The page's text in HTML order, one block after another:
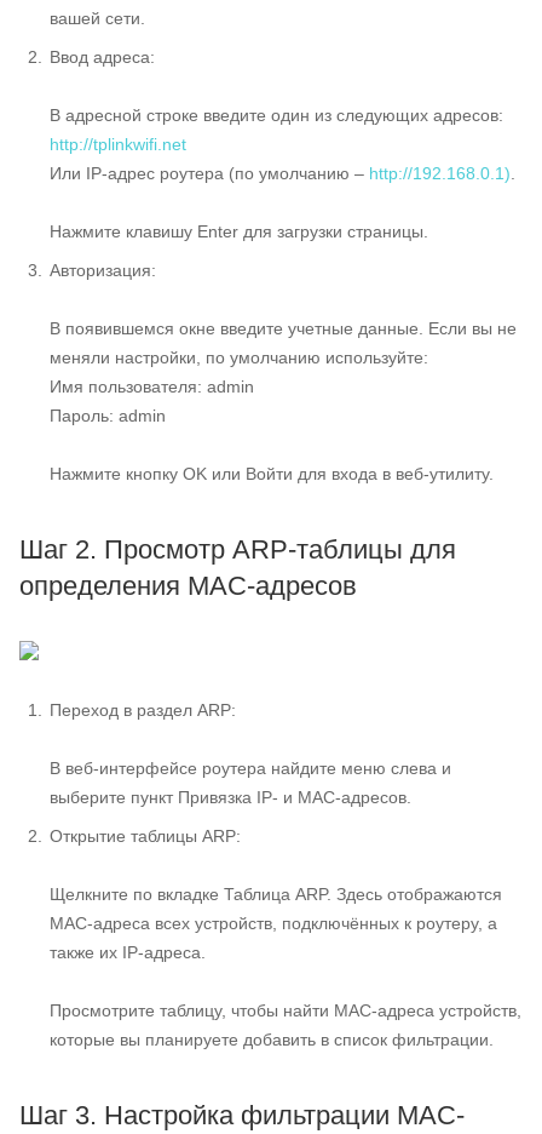
вашей сети.
Ввод адреса:
В адресной строке введите один из следующих адресов:
http://tplinkwifi.net
Или IP-адрес роутера (по умолчанию – http://192.168.0.1)
Нажмите клавишу Enter для загрузки страницы.
Авторизация:
В появившемся окне введите учетные данные. Если вы не
меняли настройки, по умолчанию используйте:
Имя пользователя: admin
Пароль: admin
Нажмите кнопку OK или Войти для входа в веб-утилиту.
Шаг 2. Просмотр ARP-таблицы для
определения MAC-адресов
Переход в раздел ARP:
В веб-интерфейсе роутера найдите меню слева и
выберите пункт Привязка IP- и MAC-адресов.
Открытие таблицы ARP:
Щелкните по вкладке Таблица ARP. Здесь отображаются
MAC-адреса всех устройств, подключённых к роутеру, а
также их IP-адреса.
Просмотрите таблицу, чтобы найти MAC-адреса устройств,
которые вы планируете добавить в список фильтрации.
Шаг 3. Настройка фильтрации MAC-